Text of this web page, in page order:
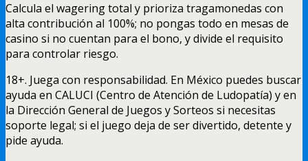
Calcula el wagering total y prioriza tragamonedas con
alta contribución al 100%; no pongas todo en mesas de
casino si no cuentan para el bono, y divide el requisito
para controlar riesgo.
18+. Juega con responsabilidad. En México puedes buscar
ayuda en CALUCI (Centro de Atención de Ludopatía) y en
la Dirección General de Juegos y Sorteos si necesitas
soporte legal; si el juego deja de ser divertido, detente y
pide ayuda.